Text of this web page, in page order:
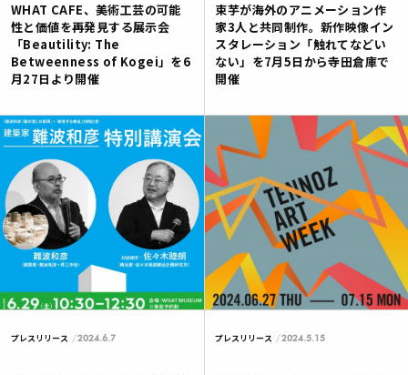
WHAT CAFE、美術工芸の可能
性と価値を再発見する展示会
「Beautility: The
Betweenness of Kogei」を6
月27日より開催
束芋が海外のアニメーション作
家3人と共同制作。新作映像イン
スタレーション「触れてなどい
ない」を7月5日から寺田倉庫で
開催
プレスリリース 2024.6.7 プレスリリース 2024.5.15